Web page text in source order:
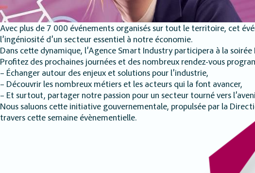
Avec plus de 7 000 événements organisés sur tout le territoire, cet
l’ingéniosité d’un secteur essentiel à notre économie.
Dans cette dynamique, l’Agence Smart Industry participera à la
Profitez des prochaines journées et des nombreux rendez-vous
– Échanger autour des enjeux et solutions pour l’industrie,
– Découvrir les nombreux métiers et les acteurs qui la font avancer,
– Et surtout, partager notre passion pour un secteur tourné vers
Nous saluons cette initiative gouvernementale, propulsée par la
travers cette semaine évènementielle.